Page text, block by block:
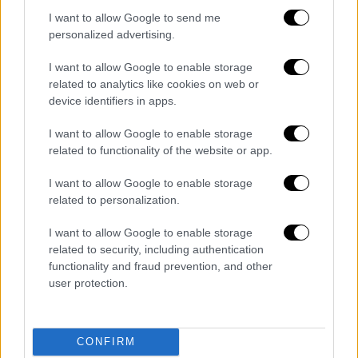
I want to allow Google to send me
personalized advertising.
I want to allow Google to enable storage
related to analytics like cookies on web or
device identifiers in apps.
I want to allow Google to enable storage
related to functionality of the website or app.
I want to allow Google to enable storage
related to personalization.
I want to allow Google to enable storage
related to security, including authentication
functionality and fraud prevention, and other
user protection.
CONFIRM
Με τον πρωθυπουργό της Τουρκίας Αντνάν Μεντερές.
/copyright Ap Photos
«παραπετάσματος» στα στρατιωτικά